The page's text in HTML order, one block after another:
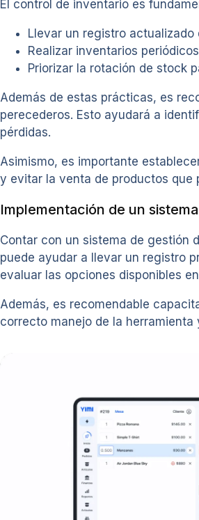
El control de inventario es
Llevar un registro
Realizar inventarios
Priorizar la rotación de stock
Además de estas prácticas, es
perecederos. Esto ayudará a
pérdidas.
Asimismo, es importante
y evitar la venta de productos que
Implementación de un
Contar con un sistema de gestión
puede ayudar a llevar un registro
evaluar las opciones disponibles
Además, es recomendable
correcto manejo de la